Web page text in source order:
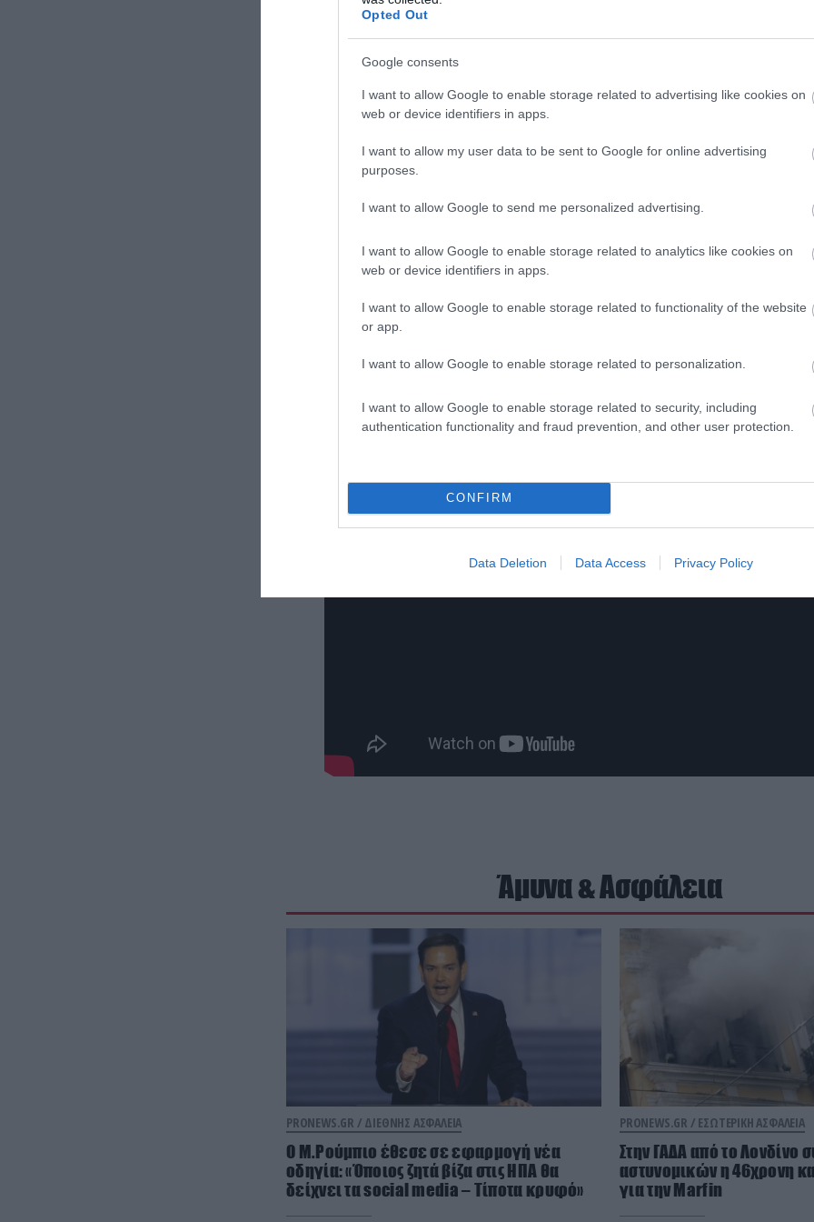
Opted Out
Google consents
I want to allow Google to enable storage related to advertising like cookies on
web or device identifiers in apps.
I want to allow my user data to be sent to Google for online advertising
purposes.
I want to allow Google to send me personalized advertising.
I want to allow Google to enable storage related to analytics like cookies on
web or device identifiers in apps.
I want to allow Google to enable storage related to functionality of the website
or app.
I want to allow Google to enable storage related to personalization.
I want to allow Google to enable storage related to security, including
authentication functionality and fraud prevention, and other user protection.
CONFIRM
Data Deletion Data Access Privacy Policy
ΕΙΔΗΣΕΙΣ ΣΗΜΕΡΑ
Ο Μ.Ρούμπιο έθεσε σε εφαρμογή νέα οδηγία: «Όποιος
στις ΗΠΑ θα δείχνει τα social media – Τίποτα κρυφό»
Ειδικός εξηγεί: Έτσι οι ηθοποιοί «φρενάρουν» τον
στύση κατά τη διάρκεια ερωτικών σκηνών
Στην ΓΑΔΑ από το Λονδίνο συνοδεία αστυνομικών η
κατηγορούμενη για την Marfin
στο Google News και
πρώτοι όλες τις ειδήσεις
TAGS: ΗΠΑ
Δείτε μας ζωντανά στοYouTube,Twitch,X,
Άμυνα & Ασφάλεια
PRONEWS.GR / ΔΙΕΘΝΗΣ ΑΣΦΑΛΕΙΑ
Ο Μ.Ρούμπιο έθεσε σε εφαρμογή νέα
οδηγία: «Όποιος ζητά βίζα στις ΗΠΑ θα
δείχνει τα social media – Τίποτα κρυφό»
PRONEWS.GR / ΕΣΩΤΕΡΙΚΗ ΑΣΦΑΛΕΙΑ
Στην ΓΑΔΑ από το Λονδίνο
αστυνομικών η 46χρονη
για την Marfin